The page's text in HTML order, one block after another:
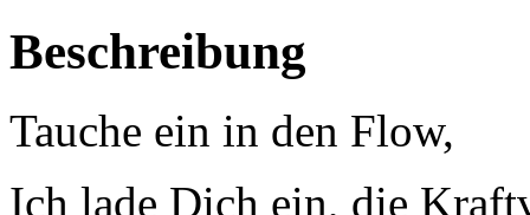
Beschreibung
Tauche ein in den Flow,
Ich lade Dich ein, die